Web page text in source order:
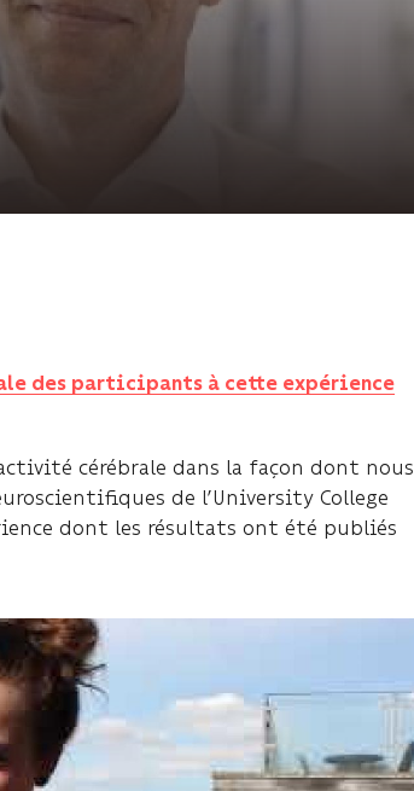
des participants à cette expérience
cérébrale dans la façon dont nous
de l’University College
dont les résultats ont été publiés